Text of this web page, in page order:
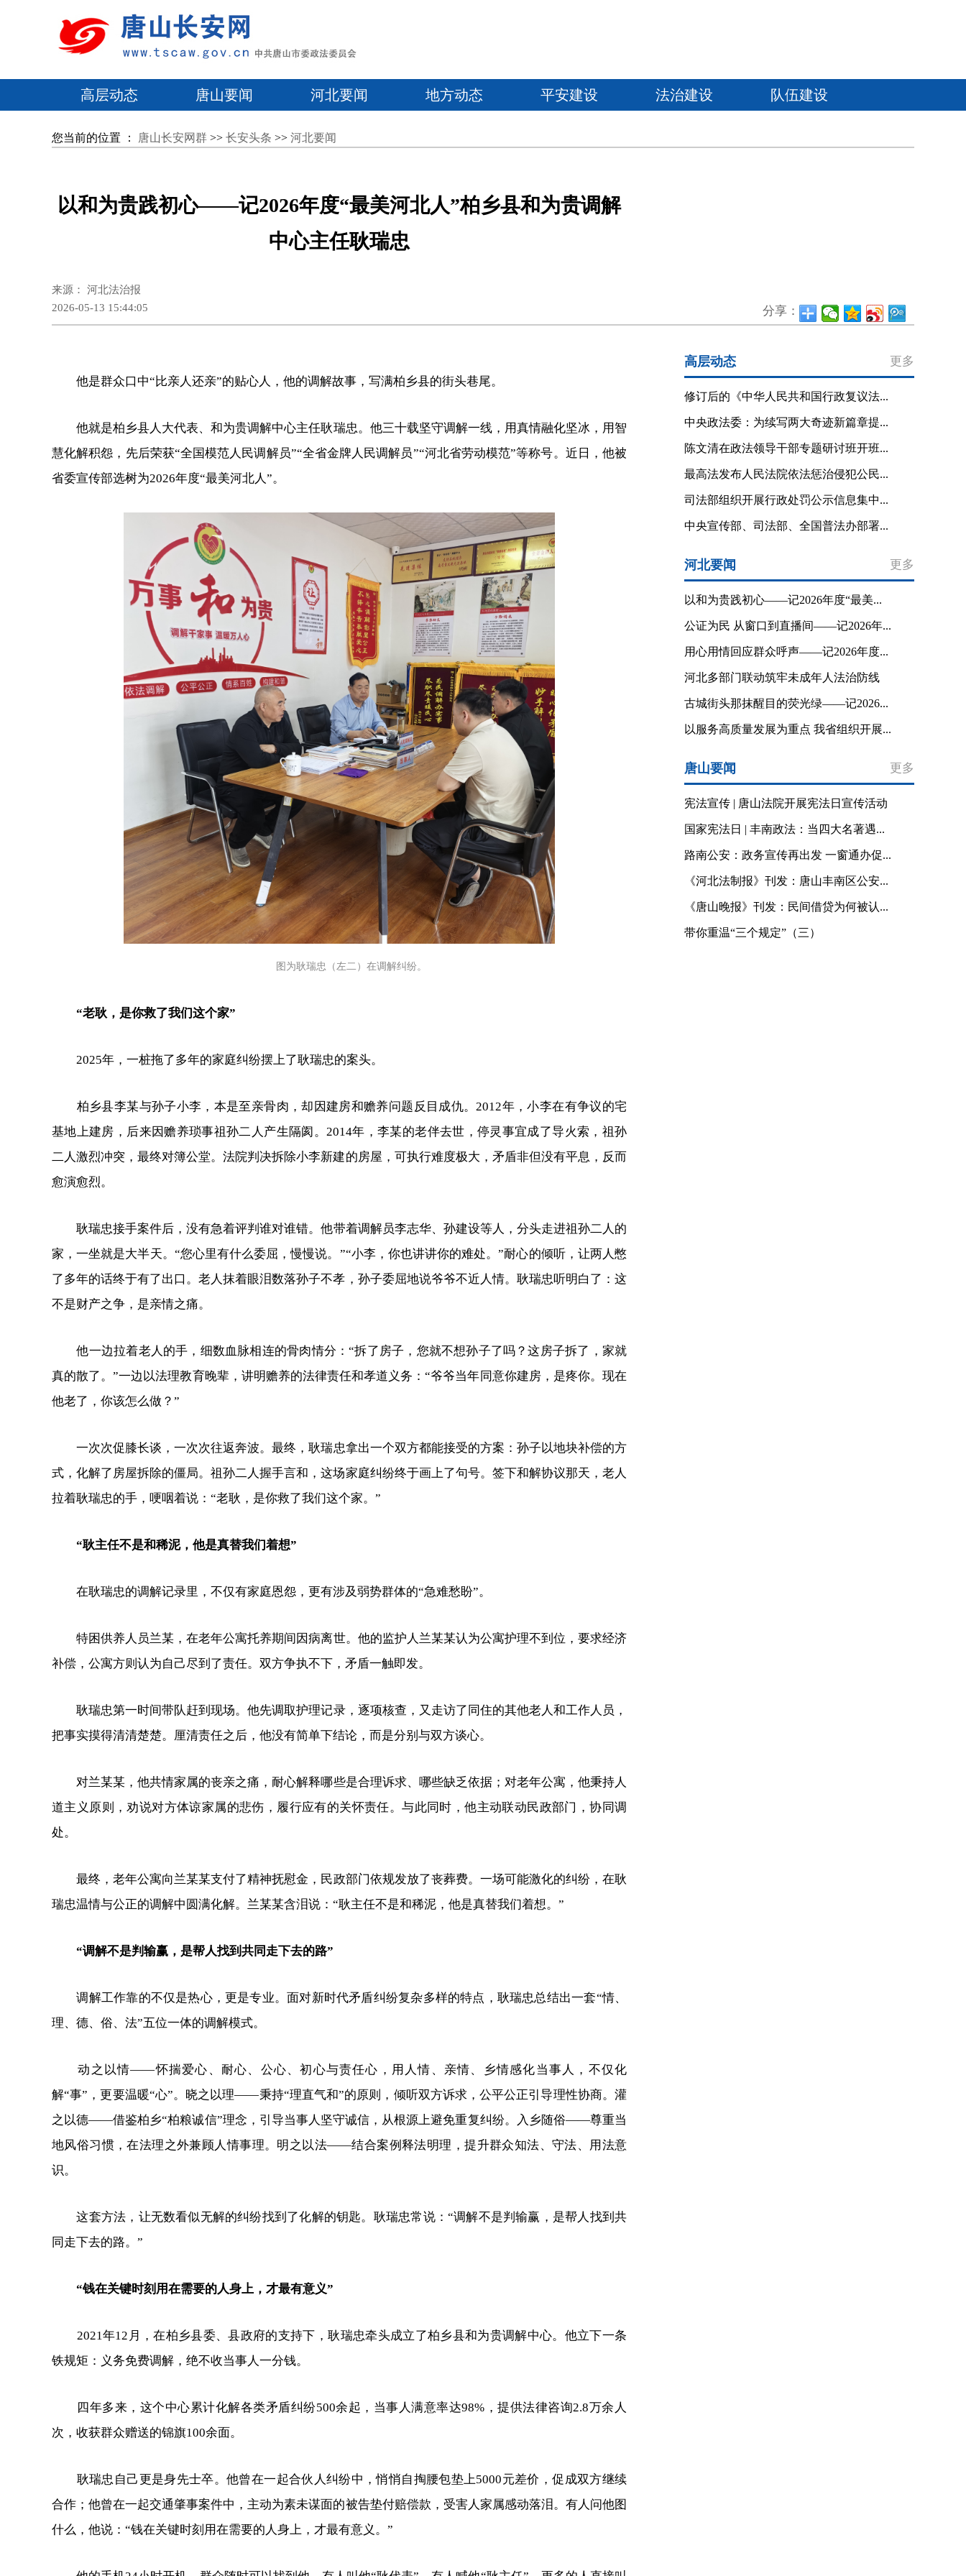
高层动态 唐山要闻 河北要闻 地方动态 平安建设 法治建设 队伍建设
您当前的位置 ： 唐山长安网群 >> 长安头条 >> 河北要闻
以和为贵践初心——记2026年度“最美河北人”柏乡县和为贵调解
中心主任耿瑞忠
来源： 河北法治报
2026-05-13 15:44:05
分享：
他是群众口中“比亲人还亲”的贴心人，他的调解故事，写满柏乡县的街头巷尾。
他就是柏乡县人大代表、和为贵调解中心主任耿瑞忠。他三十载坚守调解一线，用真情融化坚冰，用智
慧化解积怨，先后荣获“全国模范人民调解员”“全省金牌人民调解员”“河北省劳动模范”等称号。近日，他被
省委宣传部选树为2026年度“最美河北人”。
图为耿瑞忠（左二）在调解纠纷。
“老耿，是你救了我们这个家”
2025年，一桩拖了多年的家庭纠纷摆上了耿瑞忠的案头。
柏乡县李某与孙子小李，本是至亲骨肉，却因建房和赡养问题反目成仇。2012年，小李在有争议的宅
基地上建房，后来因赡养琐事祖孙二人产生隔阂。2014年，李某的老伴去世，停灵事宜成了导火索，祖孙
二人激烈冲突，最终对簿公堂。法院判决拆除小李新建的房屋，可执行难度极大，矛盾非但没有平息，反而
愈演愈烈。
耿瑞忠接手案件后，没有急着评判谁对谁错。他带着调解员李志华、孙建设等人，分头走进祖孙二人的
家，一坐就是大半天。“您心里有什么委屈，慢慢说。”“小李，你也讲讲你的难处。”耐心的倾听，让两人憋
了多年的话终于有了出口。老人抹着眼泪数落孙子不孝，孙子委屈地说爷爷不近人情。耿瑞忠听明白了：这
不是财产之争，是亲情之痛。
他一边拉着老人的手，细数血脉相连的骨肉情分：“拆了房子，您就不想孙子了吗？这房子拆了，家就
真的散了。”一边以法理教育晚辈，讲明赡养的法律责任和孝道义务：“爷爷当年同意你建房，是疼你。现在
他老了，你该怎么做？”
一次次促膝长谈，一次次往返奔波。最终，耿瑞忠拿出一个双方都能接受的方案：孙子以地块补偿的方
式，化解了房屋拆除的僵局。祖孙二人握手言和，这场家庭纠纷终于画上了句号。签下和解协议那天，老人
拉着耿瑞忠的手，哽咽着说：“老耿，是你救了我们这个家。”
“耿主任不是和稀泥，他是真替我们着想”
在耿瑞忠的调解记录里，不仅有家庭恩怨，更有涉及弱势群体的“急难愁盼”。
特困供养人员兰某，在老年公寓托养期间因病离世。他的监护人兰某某认为公寓护理不到位，要求经济
补偿，公寓方则认为自己尽到了责任。双方争执不下，矛盾一触即发。
耿瑞忠第一时间带队赶到现场。他先调取护理记录，逐项核查，又走访了同住的其他老人和工作人员，
把事实摸得清清楚楚。厘清责任之后，他没有简单下结论，而是分别与双方谈心。
对兰某某，他共情家属的丧亲之痛，耐心解释哪些是合理诉求、哪些缺乏依据；对老年公寓，他秉持人
道主义原则，劝说对方体谅家属的悲伤，履行应有的关怀责任。与此同时，他主动联动民政部门，协同调
处。
最终，老年公寓向兰某某支付了精神抚慰金，民政部门依规发放了丧葬费。一场可能激化的纠纷，在耿
瑞忠温情与公正的调解中圆满化解。兰某某含泪说：“耿主任不是和稀泥，他是真替我们着想。”
“调解不是判输赢，是帮人找到共同走下去的路”
调解工作靠的不仅是热心，更是专业。面对新时代矛盾纠纷复杂多样的特点，耿瑞忠总结出一套“情、
理、德、俗、法”五位一体的调解模式。
动之以情——怀揣爱心、耐心、公心、初心与责任心，用人情、亲情、乡情感化当事人，不仅化
解“事”，更要温暖“心”。晓之以理——秉持“理直气和”的原则，倾听双方诉求，公平公正引导理性协商。灌
之以德——借鉴柏乡“柏粮诚信”理念，引导当事人坚守诚信，从根源上避免重复纠纷。入乡随俗——尊重当
地风俗习惯，在法理之外兼顾人情事理。明之以法——结合案例释法明理，提升群众知法、守法、用法意
识。
这套方法，让无数看似无解的纠纷找到了化解的钥匙。耿瑞忠常说：“调解不是判输赢，是帮人找到共
同走下去的路。”
“钱在关键时刻用在需要的人身上，才最有意义”
2021年12月，在柏乡县委、县政府的支持下，耿瑞忠牵头成立了柏乡县和为贵调解中心。他立下一条
铁规矩：义务免费调解，绝不收当事人一分钱。
四年多来，这个中心累计化解各类矛盾纠纷500余起，当事人满意率达98%，提供法律咨询2.8万余人
次，收获群众赠送的锦旗100余面。
耿瑞忠自己更是身先士卒。他曾在一起合伙人纠纷中，悄悄自掏腰包垫上5000元差价，促成双方继续
合作；他曾在一起交通肇事案件中，主动为素未谋面的被告垫付赔偿款，受害人家属感动落泪。有人问他图
什么，他说：“钱在关键时刻用在需要的人身上，才最有意义。”
高层动态 更多
修订后的《中华人民共和国行政复议法...
中央政法委：为续写两大奇迹新篇章提...
陈文清在政法领导干部专题研讨班开班...
最高法发布人民法院依法惩治侵犯公民...
司法部组织开展行政处罚公示信息集中...
中央宣传部、司法部、全国普法办部署...
河北要闻 更多
以和为贵践初心——记2026年度“最美...
公证为民 从窗口到直播间——记2026年...
用心用情回应群众呼声——记2026年度...
河北多部门联动筑牢未成年人法治防线
古城街头那抹醒目的荧光绿——记2026...
以服务高质量发展为重点 我省组织开展...
唐山要闻 更多
宪法宣传 | 唐山法院开展宪法日宣传活动
国家宪法日 | 丰南政法：当四大名著遇...
路南公安：政务宣传再出发 一窗通办促...
《河北法制报》刊发：唐山丰南区公安...
《唐山晚报》刊发：民间借贷为何被认...
带你重温“三个规定”（三）